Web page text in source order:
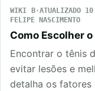
WIKI ATUALIZADO
FELIPE NASCIMENTO
Como Escolher
Encontrar o tênis
evitar lesões e
detalha os fatores